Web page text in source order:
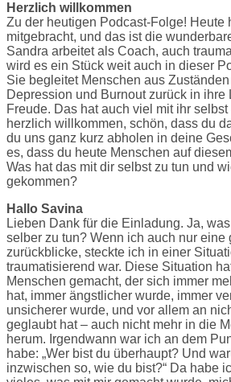
Herzlich willkommen
Zu der heutigen Podcast-Folge! Heute
mitgebracht, und das ist die
Sandra arbeitet als Coach, auch
wird es ein Stück weit auch in dieser
Sie begleitet Menschen aus
Depression und Burnout zurück in ihre
Freude. Das hat auch viel mit ihr
herzlich willkommen, schön, dass du
du uns ganz kurz abholen in deine
es, dass du heute Menschen auf
Was hat das mit dir selbst zu tun und
gekommen?
Hallo Savina
Lieben Dank für die Einladung. Ja,
selber zu tun? Wenn ich auch nur eine
zurückblicke, steckte ich in einer
traumatisierend war. Diese Situation
Menschen gemacht, der sich immer
hat, immer ängstlicher wurde, immer
unsicherer wurde, und vor allem an
geglaubt hat – auch nicht mehr in die
herum. Irgendwann war ich an dem
habe: „Wer bist du überhaupt? Und
inzwischen so, wie du bist?“ Da habe